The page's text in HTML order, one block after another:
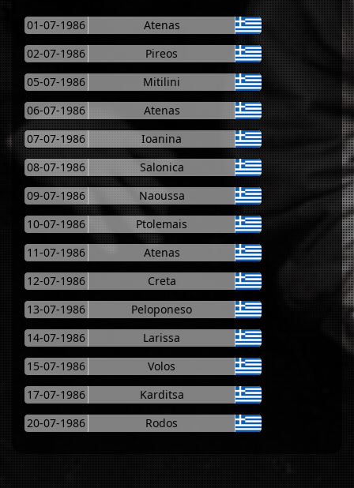
01-07-1986
Atenas
02-07-1986
Pireos
05-07-1986
Mitilini
06-07-1986
Atenas
07-07-1986
Ioanina
08-07-1986
Salonica
09-07-1986
Naoussa
10-07-1986
Ptolemais
11-07-1986
Atenas
12-07-1986
Creta
13-07-1986
Peloponeso
14-07-1986
Larissa
15-07-1986
Volos
17-07-1986
Karditsa
20-07-1986
Rodos